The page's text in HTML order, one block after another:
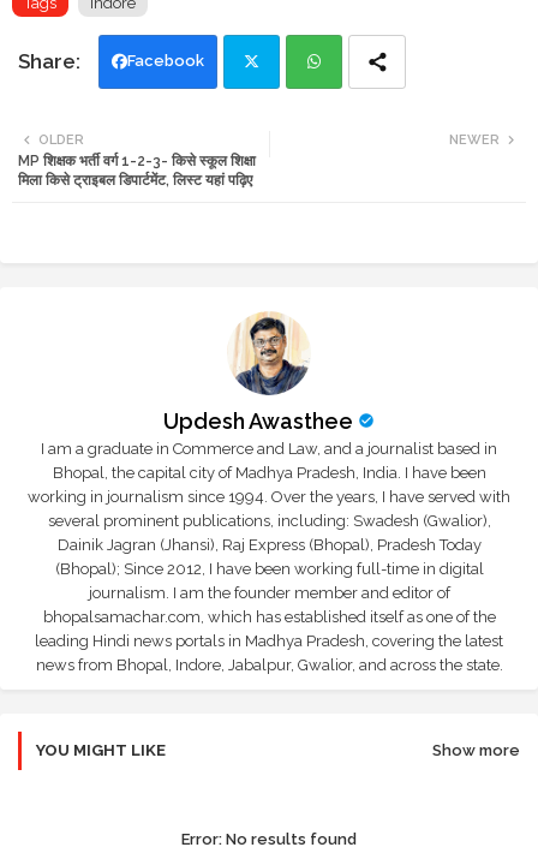
Facebook
tte
NEWER
OLDER
MP शिक्षक भर्ती वर्ग 1-2-3- किसे स्कूल शिक्षा
मिला किसे ट्राइबल डिपार्टमेंट, लिस्ट यहां पढ़िए
Updesh Awasthee
I am a graduate in Commerce and Law, and a journalist based in
Bhopal, the capital city of Madhya Pradesh, India. I have been
working in journalism since 1994. Over the years, I have served with
several prominent publications, including: Swadesh (Gwalior),
Dainik Jagran (Jhansi), Raj Express (Bhopal), Pradesh Today
(Bhopal); Since 2012, I have been working full-time in digital
journalism. I am the founder member and editor of
bhopalsamachar.com, which has established itself as one of the
leading Hindi news portals in Madhya Pradesh, covering the latest
news from Bhopal, Indore, Jabalpur, Gwalior, and across the state.
YOU MIGHT LIKE Show more
Error: No results found